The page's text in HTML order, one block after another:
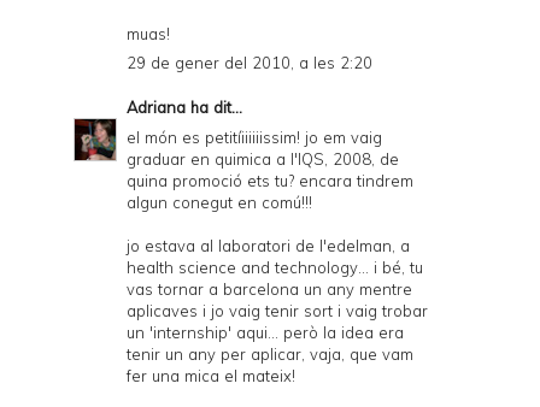
muas!
29 de gener del 2010, a les 2:20
Adriana ha dit...
el món es petitíiiiiiissim! jo em vaig
graduar en quimica a l'IQS, 2008, de
quina promoció ets tu? encara tindrem
algun conegut en comú!!!
jo estava al laboratori de l'edelman, a
health science and technology... i bé, tu
vas tornar a barcelona un any mentre
aplicaves i jo vaig tenir sort i vaig trobar
un 'internship' aqui... però la idea era
tenir un any per aplicar, vaja, que vam
fer una mica el mateix!